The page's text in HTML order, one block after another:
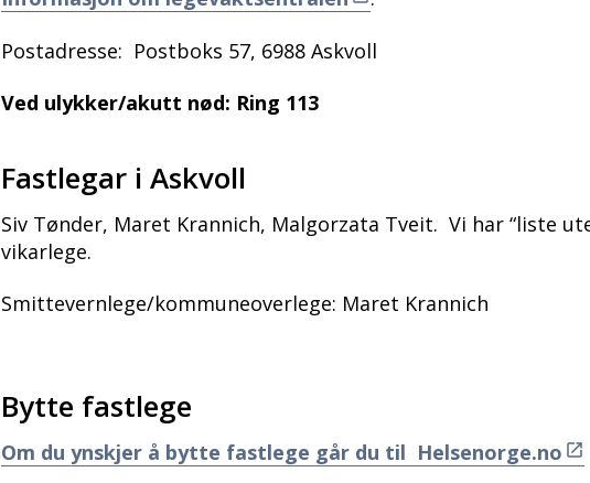
Postadresse: Postboks 57, 6988 Askvoll
Ved ulykker/akutt nød: Ring 113
Fastlegar i Askvoll
Siv Tønder, Maret Krannich, Malgorzata Tveit. Vi har “liste
vikarlege.
Smittevernlege/kommuneoverlege: Maret Krannich
Bytte fastlege
Om du ynskjer å bytte fastlege går du til Helsenorge.no